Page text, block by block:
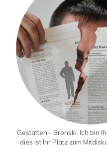
Gestatten - Bronski. Ich bin
dies ist Ihr Platz zum